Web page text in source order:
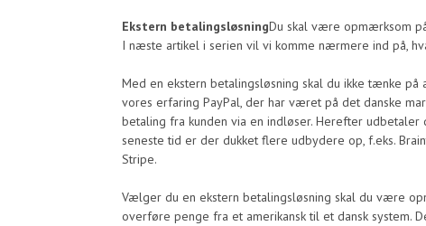
Ekstern betalingsløsningDu skal være opmærksom
I næste artikel i serien vil vi komme nærmere ind på,
Med en ekstern betalingsløsning skal du ikke tænke
vores erfaring PayPal, der har været på det danske
betaling fra kunden via en indløser. Herefter
seneste tid er der dukket flere udbydere op, f.eks.
Stripe.
Vælger du en ekstern betalingsløsning skal du være
overføre penge fra et amerikansk til et dansk system.